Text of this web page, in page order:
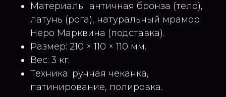
Материалы: античная бронза (тело),
латунь (рога), натуральный мрамор
Неро Марквина (подставка).
Размер: 210 × 110 × 110 мм.
Вес: 3 кг.
Техника: ручная чеканка,
патинирование, полировка.